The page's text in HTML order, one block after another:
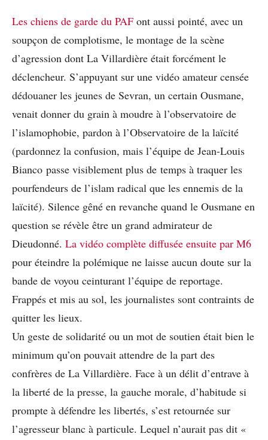
Les chiens de garde du PAF ont aussi pointé, avec un
soupçon de complotisme, le montage de la scène
d’agression dont La Villardière était forcément le
déclencheur. S’appuyant sur une vidéo amateur censée
dédouaner les jeunes de Sevran, un certain Ousmane,
venait donner du grain à moudre à l’observatoire de
l’islamophobie, pardon à l’Observatoire de la laïcité
(pardonnez la confusion, mais l’équipe de Jean-Louis
Bianco passe visiblement plus de temps à traquer les
pourfendeurs de l’islam radical que les ennemis de la
laïcité). Silence gêné en revanche quand le Ousmane en
question se révèle être un grand admirateur de
Dieudonné. La vidéo complète diffusée ensuite par M6
pour éteindre la polémique ne laisse aucun doute sur la
bande de voyou ceinturant l’équipe de reportage.
Frappés et mis au sol, les journalistes sont contraints de
quitter les lieux.
Un geste de solidarité ou un mot de soutien était bien le
minimum qu’on pouvait attendre de la part des
confrères de La Villardière. Face à un délit d’entrave à
la liberté de la presse, la gauche morale, d’habitude si
prompte à défendre les libertés, s’est retournée sur
l’agresseur blanc à particule. Lequel n’aurait pas dit «